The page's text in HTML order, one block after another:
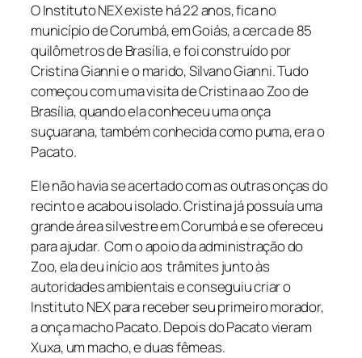
O Instituto NEX existe há 22 anos, fica no
município de Corumbá, em Goiás, a cerca de 85
quilômetros de Brasília, e foi construído por
Cristina Gianni e o marido, Silvano Gianni. Tudo
começou com uma visita de Cristina ao Zoo de
Brasília, quando ela conheceu uma onça
suçuarana, também conhecida como puma, era o
Pacato.
Ele não havia se acertado com as outras onças do
recinto e acabou isolado. Cristina já possuía uma
grande área silvestre em Corumbá e se ofereceu
para ajudar. Com o apoio da administração do
Zoo, ela deu início aos trâmites junto às
autoridades ambientais e conseguiu criar o
Instituto NEX para receber seu primeiro morador,
a onça macho Pacato. Depois do Pacato vieram
Xuxa, um macho, e duas fêmeas.